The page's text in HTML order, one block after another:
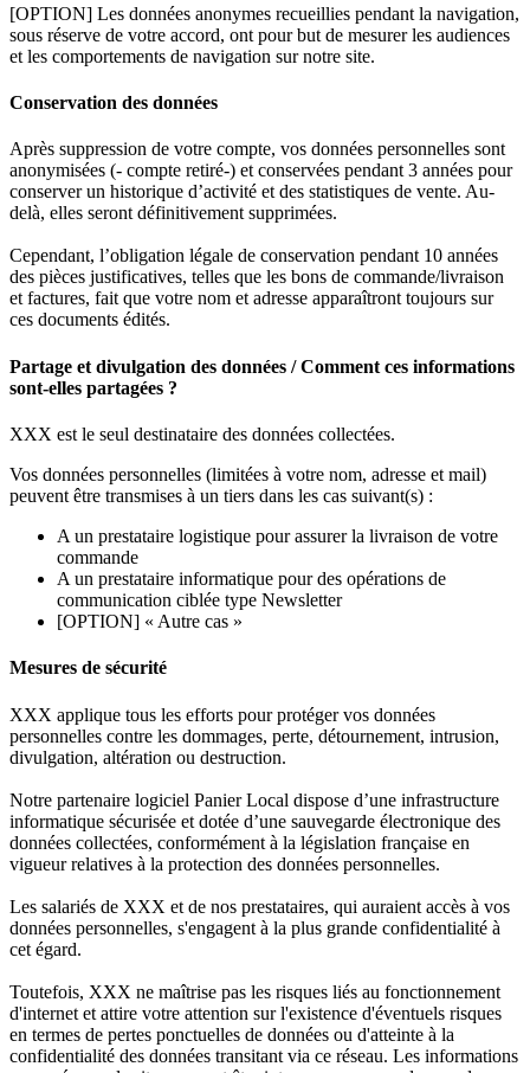
[OPTION] Les données anonymes recueillies pendant la navigation,
sous réserve de votre accord, ont pour but de mesurer les audiences
et les comportements de navigation sur notre site.
Conservation des données
Après suppression de votre compte, vos données personnelles sont
anonymisées (- compte retiré-) et conservées pendant 3 années pour
conserver un historique d’activité et des statistiques de vente. Au-
delà, elles seront définitivement supprimées.
Cependant, l’obligation légale de conservation pendant 10 années
des pièces justificatives, telles que les bons de commande/livraison
et factures, fait que votre nom et adresse apparaîtront toujours sur
ces documents édités.
Partage et divulgation des données / Comment ces informations
sont-elles partagées ?
XXX est le seul destinataire des données collectées.
Vos données personnelles (limitées à votre nom, adresse et mail)
peuvent être transmises à un tiers dans les cas suivant(s) :
A un prestataire logistique pour assurer la livraison de votre
commande
A un prestataire informatique pour des opérations de
communication ciblée type Newsletter
[OPTION] « Autre cas »
Mesures de sécurité
XXX applique tous les efforts pour protéger vos données
personnelles contre les dommages, perte, détournement, intrusion,
divulgation, altération ou destruction.
Notre partenaire logiciel Panier Local dispose d’une infrastructure
informatique sécurisée et dotée d’une sauvegarde électronique des
données collectées, conformément à la législation française en
vigueur relatives à la protection des données personnelles.
Les salariés de XXX et de nos prestataires, qui auraient accès à vos
données personnelles, s'engagent à la plus grande confidentialité à
cet égard.
Toutefois, XXX ne maîtrise pas les risques liés au fonctionnement
d'internet et attire votre attention sur l'existence d'éventuels risques
en termes de pertes ponctuelles de données ou d'atteinte à la
confidentialité des données transitant via ce réseau. Les informations